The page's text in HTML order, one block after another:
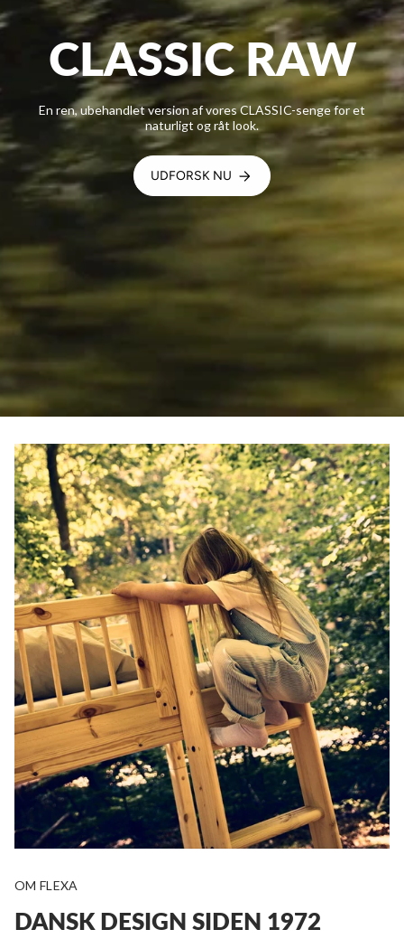
CLASSIC RAW
En ren, ubehandlet version af vores CLASSIC-senge for et
naturligt og råt look.
UDFORSK NU
OM FLEXA
DANSK DESIGN SIDEN 1972